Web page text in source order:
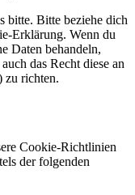
bitte. Bitte beziehe dich
Erklärung. Wenn du
Daten behandeln,
das Recht diese an
zu richten.
Cookie-Richtlinien
der folgenden